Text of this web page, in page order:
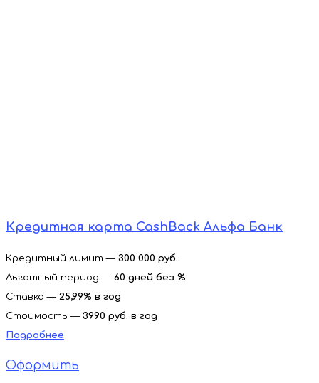
Кредитная карта CashBack Альфа Банк
Кредитный лимит — 300 000 руб.
Льготный период — 60 дней без %
Ставка — 25,99% в год
Стоимость — 3990 руб. в год
Подробнее
Оформить